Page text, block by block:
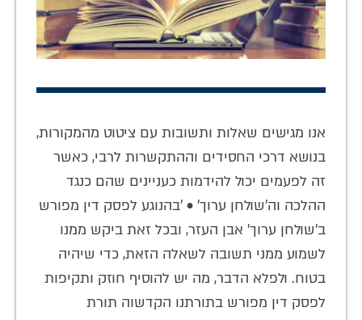
אנו מגישים שאלות ותשובות עם ציטוט מהמקורות,
בנושא דרכי החסידים וההתקשרות לרבי, כאשר
זה לפעמים יכול להידמות כעניינים שהם כנגד
ההלכה וה'שולחן ערוך' • 'בהנוגע לפסק דין מפורש
ב'שולחן ערוך' אבן העזר, ובכל זאת ביקש ממנו
לשמוע ממני תשובה לשאלה הזאת, כדי שיהיה
בטוח. ולפלא הדבר, מה יש להוסיף חוזק ותקיפות
לפסק דין מפורש בתורתנו הקדשוה תורת